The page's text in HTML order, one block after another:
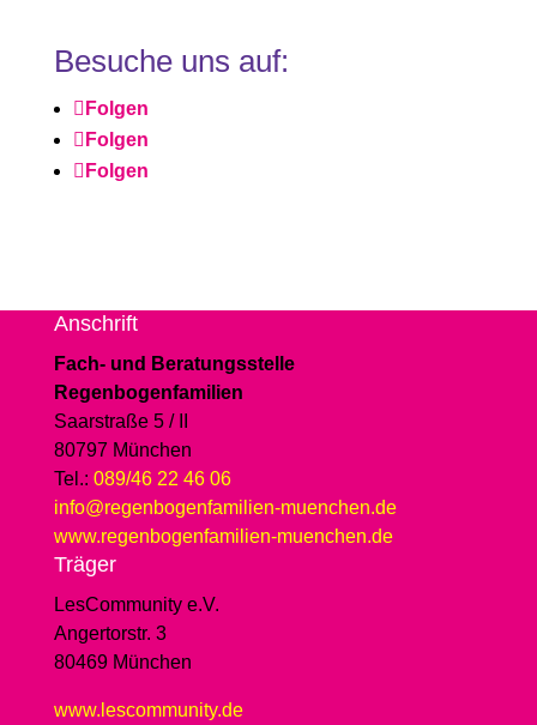
Besuche uns auf:
Folgen
Folgen
Folgen
Anschrift
Fach- und Beratungsstelle
Regenbogenfamilien
Saarstraße 5 / II
80797 München
Tel.: 089/46 22 46 06
info@regenbogenfamilien-muenchen.de
www.regenbogenfamilien-muenchen.de
Träger
LesCommunity e.V.
Angertorstr. 3
80469 München
www.lescommunity.de